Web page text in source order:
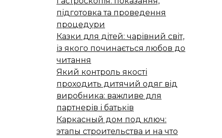
підготовка та проведення
процедури
Казки для дітей: чарівний світ,
із якого починається любов до
читання
Який контроль якості
проходить дитячий одяг від
виробника: важливе для
партнерів і батьків
Каркасный дом под ключ:
этапы строительства и на что